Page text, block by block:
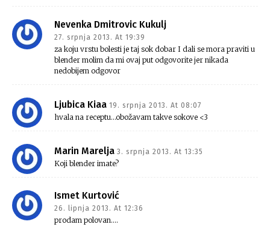
Nevenka Dmitrovic Kukulj
27. srpnja 2013. At 19:39
za koju vrstu bolesti je taj sok dobar I dali se mora praviti u
blender molim da mi ovaj put odgovorite jer nikada
nedobijem odgovor
Ljubica Kiaa 19. srpnja 2013. At 08:07
hvala na receptu…obožavam takve sokove <3
Marin Marelja 3. srpnja 2013. At 13:35
Koji blender imate?
Ismet Kurtović
26. lipnja 2013. At 12:36
prodam polovan….